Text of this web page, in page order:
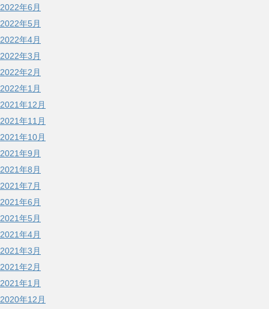
2022年6月
2022年5月
2022年4月
2022年3月
2022年2月
2022年1月
2021年12月
2021年11月
2021年10月
2021年9月
2021年8月
2021年7月
2021年6月
2021年5月
2021年4月
2021年3月
2021年2月
2021年1月
2020年12月